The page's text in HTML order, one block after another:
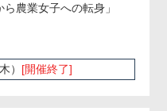
ら農業女子への転身」
） [開催終了]